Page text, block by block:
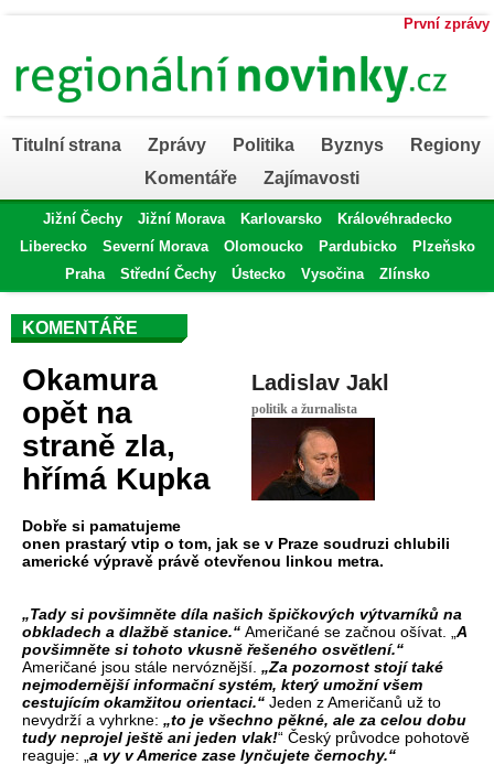
První zprávy
Titulní strana Zprávy Politika Byznys
Regiony
Komentáře
Zajímavosti
Jižní Čechy Jižní Morava Karlovarsko
Královéhradecko
Liberecko
Severní Morava Olomoucko Pardubicko
Plzeňsko
Praha
Střední Čechy Ústecko Vysočina Zlínsko
KOMENTÁŘE
Ladislav Jakl
politik a žurnalista
Okamura
opět na
straně zla,
hřímá Kupka
Dobře si pamatujeme
onen prastarý vtip o tom, jak se v Praze soudruzi chlubili
americké výpravě právě otevřenou linkou metra.
„Tady si povšimněte díla našich špičkových výtvarníků na
obkladech a dlažbě stanice.“ Američané se začnou ošívat. „ A
povšimněte si tohoto vkusně řešeného osvětlení.“
Američané jsou stále nervóznější. „Za pozornost stojí také
nejmodernější informační systém, který umožní všem
cestujícím okamžitou orientaci.“ Jeden z Američanů už to
nevydrží a vyhrkne: „to je všechno pěkné, ale za celou dobu
tudy neprojel ještě ani jeden vlak!“ Český průvodce pohotově
reaguje: „ a vy v Americe zase lynčujete černochy.“